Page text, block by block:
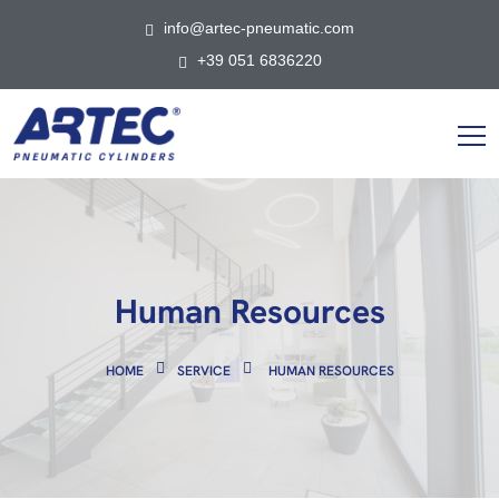
info@artec-pneumatic.com
+39 051 6836220
Human Resources
HOME SERVICE HUMAN RESOURCES